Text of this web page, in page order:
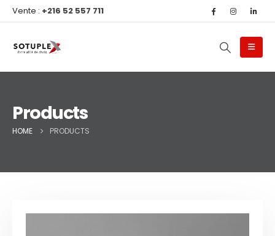
Vente : +216 52 557 711
Products
HOME PRODUCTS